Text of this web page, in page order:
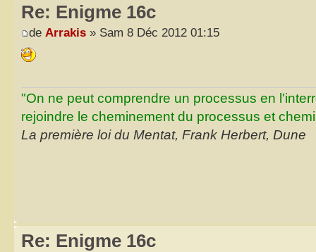
Re: Enigme 16c
de Arrakis » Sam 8 Déc 2012 01:15
"On ne peut comprendre un processus en
rejoindre le cheminement du processus et
La première loi du Mentat, Frank Herbert, Dune
Re: Enigme 16c